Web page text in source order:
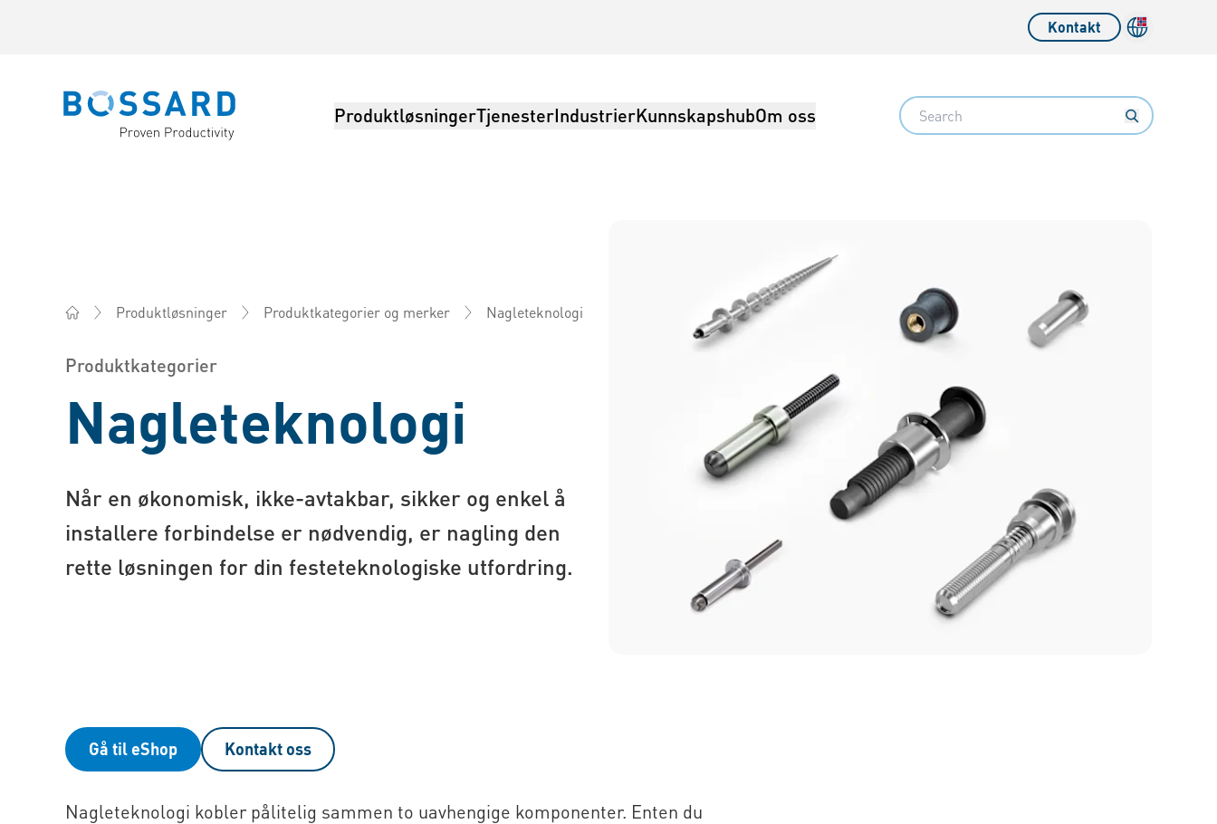
Kontakt
Bossard homepage ProduktløsningerTjenesterIndustrierKunnskapshubOm oss Search
Produktløsninger Produktkategorier og merker Nagleteknologi
Produktkategorier
Nagleteknologi
Når en økonomisk, ikke-avtakbar, sikker og enkel å
installere forbindelse er nødvendig, er nagling den
rette løsningen for din festeteknologiske utfordring.
Gå til eShop Kontakt oss
Nagleteknologi kobler pålitelig sammen to uavhengige komponenter. Enten du